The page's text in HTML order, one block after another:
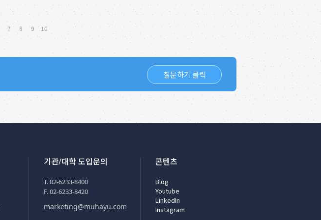
7 8 9 10
질문하기 클릭
기관/대학 도입문의
T. 02-6233-8400
F. 02-6233-8420
marketing@muhayu.com
콘텐츠
Blog
Youtube
LinkedIn
Instagram